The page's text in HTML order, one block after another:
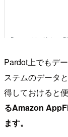
Pardot上でもデ
ステムのデータ
得しておけると
るAmazon
ます。